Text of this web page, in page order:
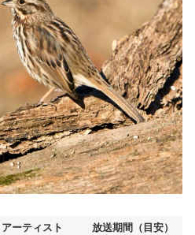
アーティスト
放送期間（目安）